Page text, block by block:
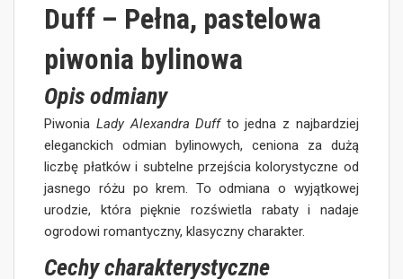
Duff – Pełna, pastelowa
piwonia bylinowa
Opis odmiany
PiwoniaLady Alexandra Duffto jedna z najbardziej
eleganckich odmian bylinowych, ceniona za dużą
liczbę płatków i subtelne przejścia kolorystyczne od
jasnego różu po krem. To odmiana o wyjątkowej
urodzie, która pięknie rozświetla rabaty i nadaje
ogrodowi romantyczny, klasyczny charakter.
Cechy charakterystyczne